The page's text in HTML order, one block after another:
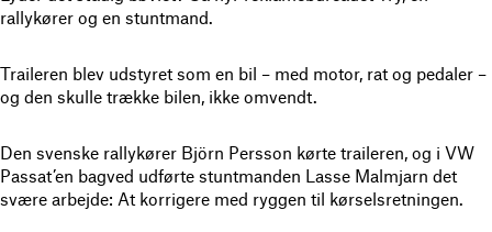
rallykører og en stuntmand.
Traileren blev udstyret som en bil – med motor, rat og pedaler –
og den skulle trække bilen, ikke omvendt.
Den svenske rallykører Björn Persson kørte traileren, og i VW
Passat’en bagved udførte stuntmanden Lasse Malmjarn det
svære arbejde: At korrigere med ryggen til kørselsretningen.